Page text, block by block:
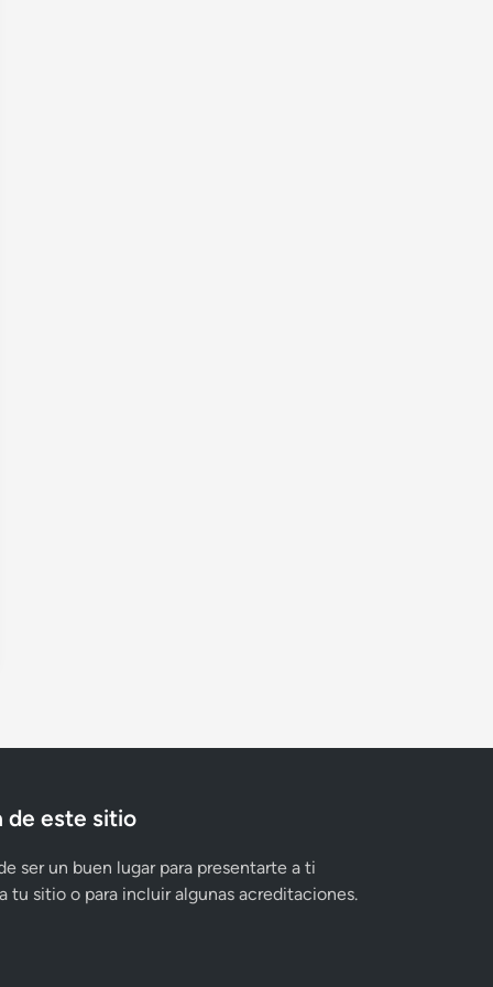
de este sitio
ser un buen lugar para presentarte a ti
tu sitio o para incluir algunas acreditaciones.